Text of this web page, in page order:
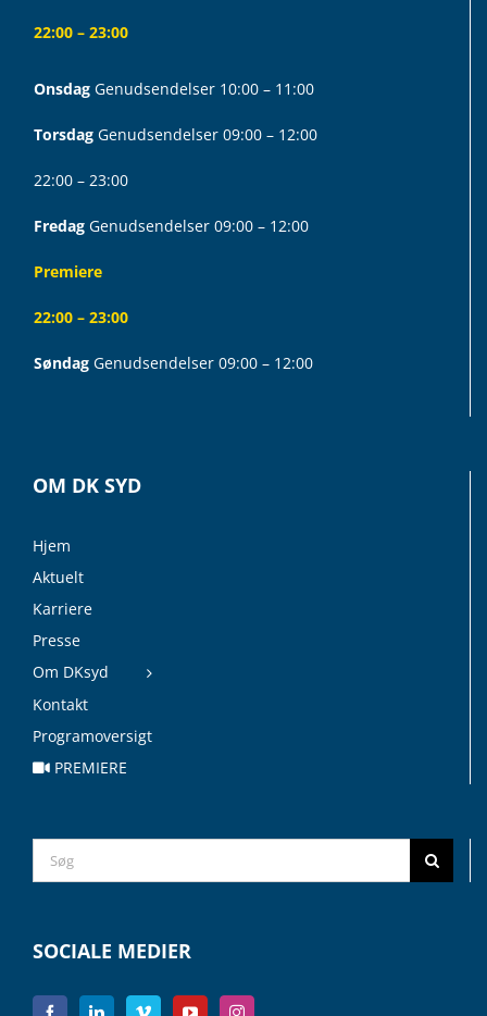
22:00 – 23:00
Onsdag Genudsendelser 10:00 – 11:00
Torsdag Genudsendelser 09:00 – 12:00
22:00 – 23:00
Fredag Genudsendelser 09:00 – 12:00
Premiere
22:00 – 23:00
Søndag Genudsendelser 09:00 – 12:00
OM DK SYD
Hjem
Aktuelt
Karriere
Presse
Om DKsyd
Kontakt
Programoversigt
PREMIERE
Search
for:
SOCIALE MEDIER